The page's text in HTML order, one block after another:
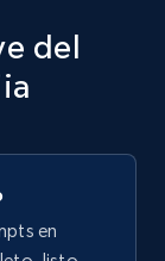
and
by
del
en